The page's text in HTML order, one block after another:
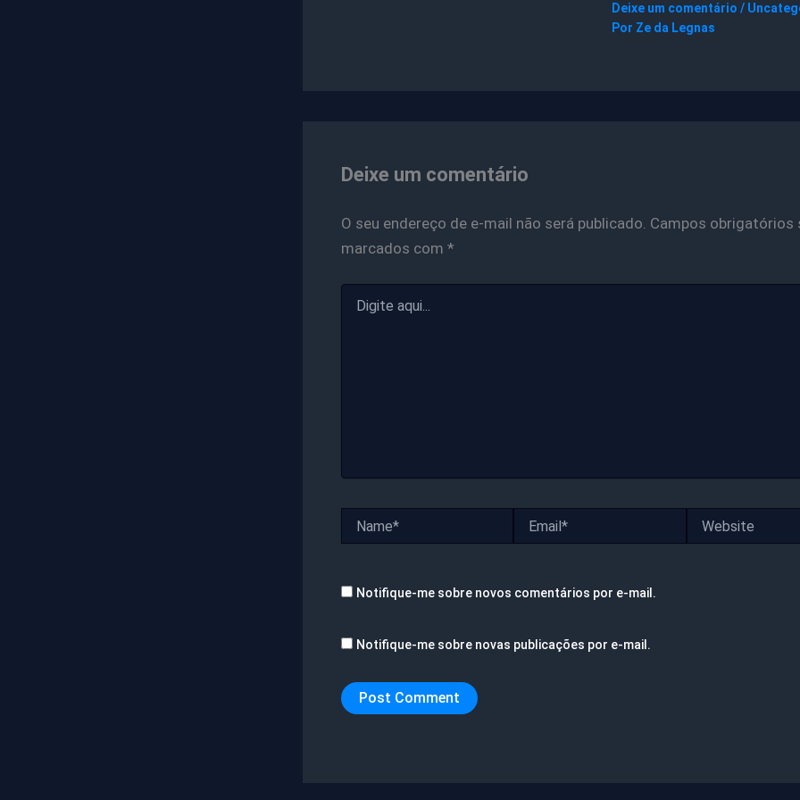
Deixe um comentário /
Por Ze da Legnas
Deixe um comentário
O seu endereço de e-mail não será publicado. Campos obrigatórios
marcados com *
aqui...
Notifique-me sobre novos comentários por e-mail.
Notifique-me sobre novas publicações por e-mail.